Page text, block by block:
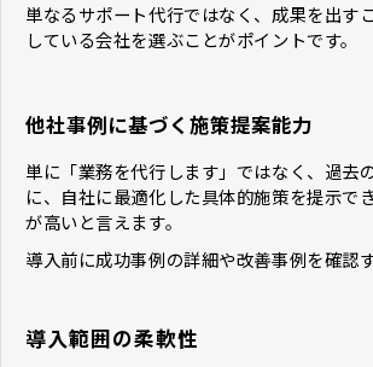
単なるサポート代行ではなく、成果を出す
している会社を選ぶことがポイントです。
他社事例に基づく施策提案能力
単に「業務を代行します」ではなく、過去
に、自社に最適化した具体的施策を提示で
が高いと言えます。
導入前に成功事例の詳細や改善事例を確認
導入範囲の柔軟性